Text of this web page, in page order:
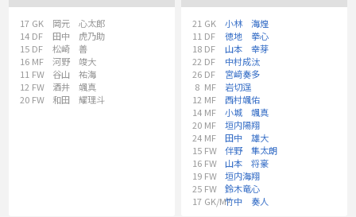
17 GK
岡元 心太郎
14 DF
田中 虎乃助
15 DF
松崎 善
16 MF
河野 竣大
11 FW
谷山 祐海
12 FW
酒井 颯真
20 FW 和田 耀理斗
21 GK
小林 海煌
11 DF
徳地 拳心
18 DF
山本 幸芽
22 DF
中村成汰
26 DF
宮﨑奏多
8 MF
岩切逞
12 MF
西村颯佑
14 MF
小城 颯真
20 MF
垣内陽翔
24 MF
田中 雄大
15 FW
伴野 隼太朗
16 FW
山本 将豪
19 FW
垣内海翔
25 FW
鈴木竜心
17 GK/MF竹中 奏人